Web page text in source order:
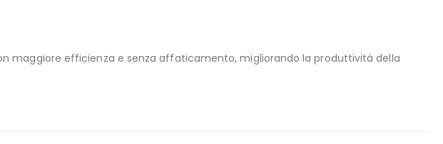
maggiore efficienza e senza affaticamento, migliorando la produttività della